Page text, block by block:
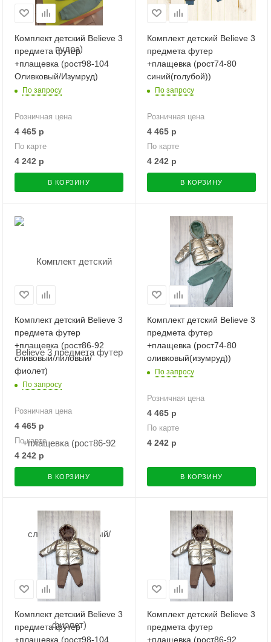
Комплект детский Believe 3
предмета футер
+плащевка (рост98-104
Оливковый/Изумруд)
По запросу
Розничная цена
4 465 р
По карте
4 242 р
В КОРЗИНУ
Комплект детский Believe 3
предмета футер
+плащевка (рост74-80
синий(голубой))
По запросу
Розничная цена
4 465 р
По карте
4 242 р
В КОРЗИНУ
Комплект детский Believe 3
предмета футер
+плащевка (рост86-92
сливовый/лиловый/
фиолет)
По запросу
Розничная цена
4 465 р
По карте
4 242 р
В КОРЗИНУ
Комплект детский Believe 3
предмета футер
+плащевка (рост74-80
оливковый(изумруд))
По запросу
Розничная цена
4 465 р
По карте
4 242 р
В КОРЗИНУ
Комплект детский Believe 3
предмета футер
+плащевка (рост98-104
Комплект детский Believe 3
предмета футер
+плащевка (рост86-92